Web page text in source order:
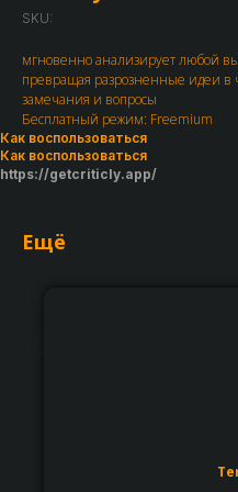
SKU:
мгновенно анализирует любой
превращая разрозненные идеи в
замечания и вопросы
Бесплатный режим: Freemium
Как воспользоваться
Как воспользоваться
https://getcriticly.app/
Ещё